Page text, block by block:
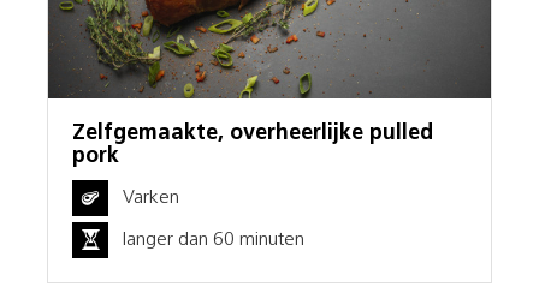
Zelfgemaakte, overheerlijke pulled
pork
Varken
langer dan 60 minuten